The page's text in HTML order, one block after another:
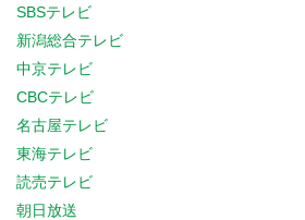
SBSテレビ
新潟総合テレビ
中京テレビ
CBCテレビ
名古屋テレビ
東海テレビ
読売テレビ
朝日放送